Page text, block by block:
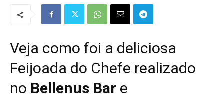
Veja como foi a deliciosa
Feijoada do Chefe realizado
no Bellenus Bar e